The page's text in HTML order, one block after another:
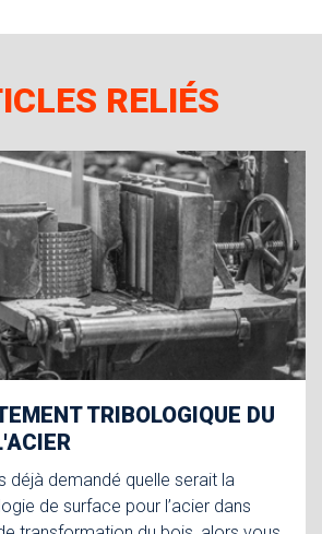
RELIÉS
TRIBOLOGIQUE DU
déjà demandé quelle serait la
de surface pour l’acier dans